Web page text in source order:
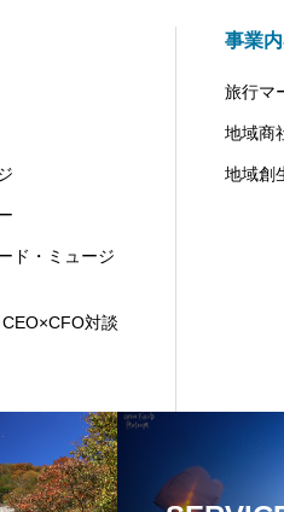
ド・ミュージ
対談
事業
旅行マ
地域商
地域創